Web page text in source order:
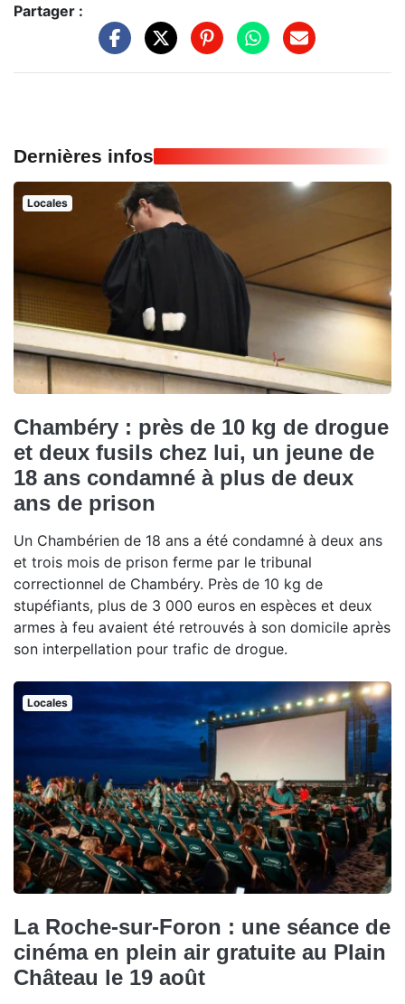
Partager :
Dernières infos
Locales
Chambéry : près de 10 kg de drogue
et deux fusils chez lui, un jeune de
18 ans condamné à plus de deux
ans de prison
Un Chambérien de 18 ans a été condamné à deux ans
et trois mois de prison ferme par le tribunal
correctionnel de Chambéry. Près de 10 kg de
stupéfiants, plus de 3 000 euros en espèces et deux
armes à feu avaient été retrouvés à son domicile après
son interpellation pour trafic de drogue.
Locales
La Roche-sur-Foron : une séance de
cinéma en plein air gratuite au Plain
Château le 19 août